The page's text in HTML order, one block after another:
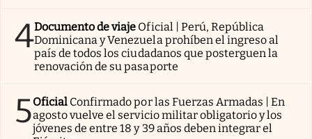
4Documento de viaje Oficial | Perú, República
Dominicana y Venezuela prohíben el ingreso al
país de todos los ciudadanos que posterguen la
renovación de su pasaporte
5Oficial Confirmado por las Fuerzas Armadas | En
agosto vuelve el servicio militar obligatorio y los
jóvenes de entre 18 y 39 años deben integrar el